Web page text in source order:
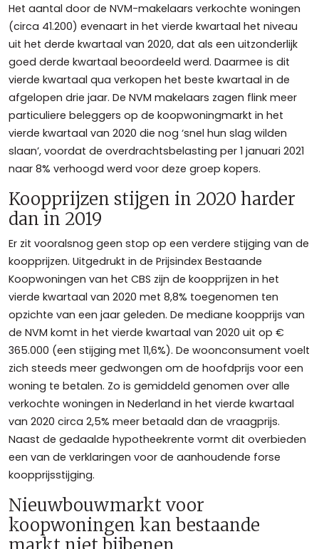
Het aantal door de NVM-makelaars verkochte woningen
(circa 41.200) evenaart in het vierde kwartaal het niveau
uit het derde kwartaal van 2020, dat als een uitzonderlijk
goed derde kwartaal beoordeeld werd. Daarmee is dit
vierde kwartaal qua verkopen het beste kwartaal in de
afgelopen drie jaar. De NVM makelaars zagen flink meer
particuliere beleggers op de koopwoningmarkt in het
vierde kwartaal van 2020 die nog ‘snel hun slag wilden
slaan’, voordat de overdrachtsbelasting per 1 januari 2021
naar 8% verhoogd werd voor deze groep kopers.
Koopprijzen stijgen in 2020 harder
dan in 2019
Er zit vooralsnog geen stop op een verdere stijging van de
koopprijzen. Uitgedrukt in de Prijsindex Bestaande
Koopwoningen van het CBS zijn de koopprijzen in het
vierde kwartaal van 2020 met 8,8% toegenomen ten
opzichte van een jaar geleden. De mediane koopprijs van
de NVM komt in het vierde kwartaal van 2020 uit op €
365.000 (een stijging met 11,6%). De woonconsument voelt
zich steeds meer gedwongen om de hoofdprijs voor een
woning te betalen. Zo is gemiddeld genomen over alle
verkochte woningen in Nederland in het vierde kwartaal
van 2020 circa 2,5% meer betaald dan de vraagprijs.
Naast de gedaalde hypotheekrente vormt dit overbieden
een van de verklaringen voor de aanhoudende forse
koopprijsstijging.
Nieuwbouwmarkt voor
koopwoningen kan bestaande